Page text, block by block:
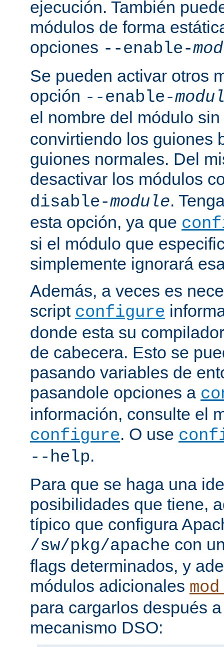
ejecución. También
módulos de forma
opciones --enable-
Se pueden activar otros
opción --enable-
el nombre del módulo
convirtiendo los guiones
guiones normales. Del
desactivar los módulos
disable-module.
esta opción, ya que
si el módulo que
simplemente ignorará
Además, a veces es
script configure
donde esta su
de cabecera. Esto se
pasando variables de
pasandole opciones a
información, consulte el
configure. O use
--help.
Para que se haga una
posibilidades que tiene,
típico que configura
/sw/pkg/apache con
flags determinados, y
módulos adicionales
para cargarlos después
mecanismo DSO: